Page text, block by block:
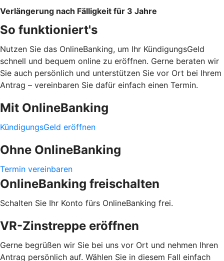
Verlängerung nach Fälligkeit für 3 Jahre
So funktioniert's
Nutzen Sie das OnlineBanking, um Ihr KündigungsGeld
schnell und bequem online zu eröffnen. Gerne beraten wir
Sie auch persönlich und unterstützen Sie vor Ort bei Ihrem
Antrag – vereinbaren Sie dafür einfach einen Termin.
Mit OnlineBanking
KündigungsGeld eröffnen
Ohne OnlineBanking
Termin vereinbaren
OnlineBanking freischalten
Schalten Sie Ihr Konto fürs OnlineBanking frei.
VR-Zinstreppe eröffnen
Gerne begrüßen wir Sie bei uns vor Ort und nehmen Ihren
Antrag persönlich auf. Wählen Sie in diesem Fall einfach